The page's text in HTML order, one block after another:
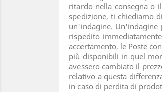
ritardo nella consegna o
spedizione, ti chiediamo
un'indagine.
rispedito
accertamento, le Poste
più disponibili in quel
avessero cambiato il
relativo a questa
in caso di perdita di